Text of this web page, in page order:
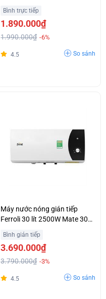
Bình trực tiếp
1.890.000₫
1.990.000₫ -6%
4.5 So sánh
Máy nước nóng gián tiếp
Ferroli 30 lít 2500W Mate 30L
Bình gián tiếp
3.690.000₫
3.790.000₫ -3%
4.5 So sánh